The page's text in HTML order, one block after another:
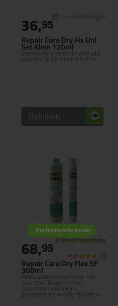
Repair Care Dry Fix Uni
Set Klein 120ml
Elastische voorstrijk voor alle
soorten Dry Flex en Bio Flex
36,95
Bekijken
Repair Care Dry Flex SF
300ml
Reparatieplamuur voor het
zeer snel plamuren en
repareren van kleine
gebreken en oneffenheden in
hout
Professionele keuze
68,95 (1)